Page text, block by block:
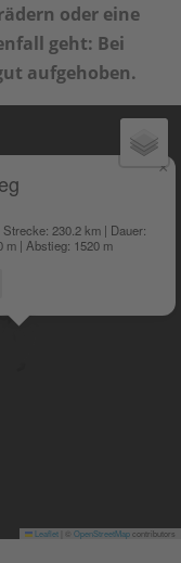
oder eine
geht: Bei
aufgehoben.
230.2 km | Dauer:
m | Abstieg: 1520 m
×
Leaflet OpenStreetMapcontributors